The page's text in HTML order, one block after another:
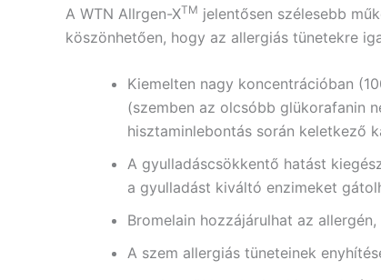
A WTN Allrgen-XTM jelentősen szélesebb
köszönhetően, hogy az allergiás tünetekre
Kiemelten nagy koncentrációban
(szemben az olcsóbb glükorafanin
hisztaminlebontás során keletkező
A gyulladáscsökkentő hatást
a gyulladást kiváltó enzimeket
Bromelain hozzájárulhat az
A szem allergiás tüneteinek